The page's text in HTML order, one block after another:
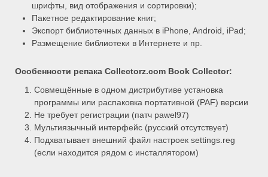
шрифты, вид отображения и сортировки);
Пакетное редактирование книг;
Экспорт библиотечных данных в iPhone, Android, iPad;
Размещение библиотеки в Интернете и пр.
Особенности репака Collectorz.com Book Collector:
Совмещённые в одном дистрибутиве установка
программы или распаковка портативной (PAF) версии
Не требует регистрации (патч pawel97)
Мультиязычный интерфейс (русский отсутствует)
Подхватывает внешний файл настроек settings.reg
(если находится рядом с инсталлятором)